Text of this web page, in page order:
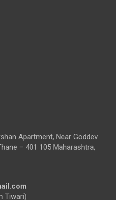
Apartment, Near Goddev
– 401 105 Maharashtra,
Tiwari)